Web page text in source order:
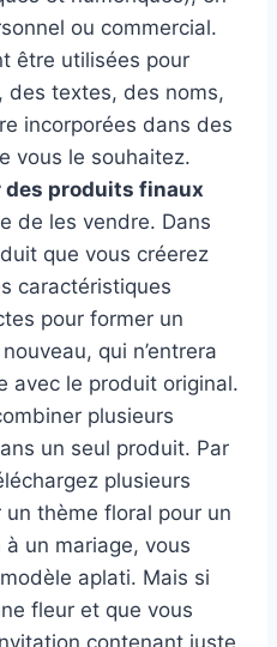
ou commercial.
être utilisées pour
des textes, des noms,
incorporées dans des
vous le souhaitez.
des produits finaux
de les vendre. Dans
que vous créerez
caractéristiques
pour former un
qui n’entrera
avec le produit original.
plusieurs
un seul produit. Par
plusieurs
thème floral pour un
à un mariage, vous
aplati. Mais si
fleur et que vous